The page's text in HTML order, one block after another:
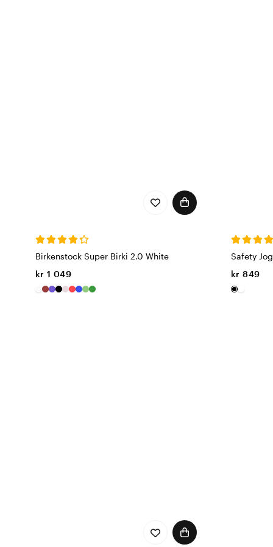
Birkenstock Super Birki 2.0 White
kr 1 049
Safety
kr 849